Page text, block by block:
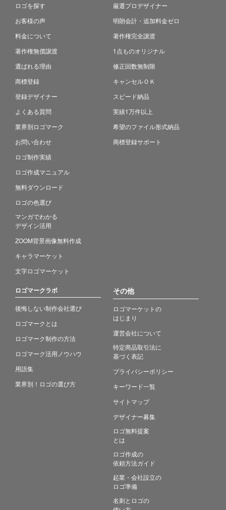
ロゴを探す
お客様の声
料金について
著作権無償譲渡
選ばれる理由
商標登録
登録デザイナー
よくある質問
業界別ロゴマーク
お問い合わせ
ロゴ制作実績
ロゴ作成マニュアル
無料ダウンロード
ロゴの色選び
マンガでわかる
デザイン活用
ZOOM背景画像無料作成
キャラマーケット
文字ロゴマーケット
厳選プロデザイナー
明朗会計・追加料金ゼロ
著作権完全譲渡
1点ものオリジナル
修正回数無制限
キャンセルＯＫ
スピード納品
実績1万件以上
希望のファイル形式納品
商標登録サポート
ロゴマークラボ
後悔しない制作会社選び
ロゴマークとは
ロゴマーク制作の方法
ロゴマーク活用ノウハウ
用語集
業界別！ロゴの選び方
その他
ロゴマーケットの
はじまり
運営会社について
特定商品取引法に
基づく表記
プライバシーポリシー
キーワード一覧
サイトマップ
デザイナー募集
ロゴ無料提案
とは
ロゴ作成の
依頼方法ガイド
起業・会社設立の
ロゴ準備
名刺とロゴの